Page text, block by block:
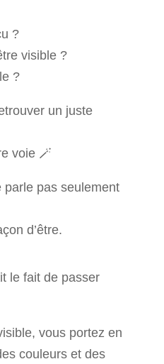
?
visible ?
?
un juste
voie 🪄
parle pas seulement
d’être.
le fait de passer
vous portez en
couleurs et des